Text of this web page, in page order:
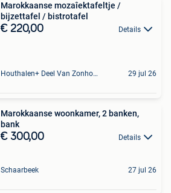
Marokkaanse mozaîektafeltje /
bijzettafel / bistrotafel
€ 220,00 Details
Houthalen+ Deel Van Zonhoven En Zolder 29 jul 26
Marokkaanse woonkamer, 2 banken,
bank
€ 300,00 Details
Schaarbeek 27 jul 26